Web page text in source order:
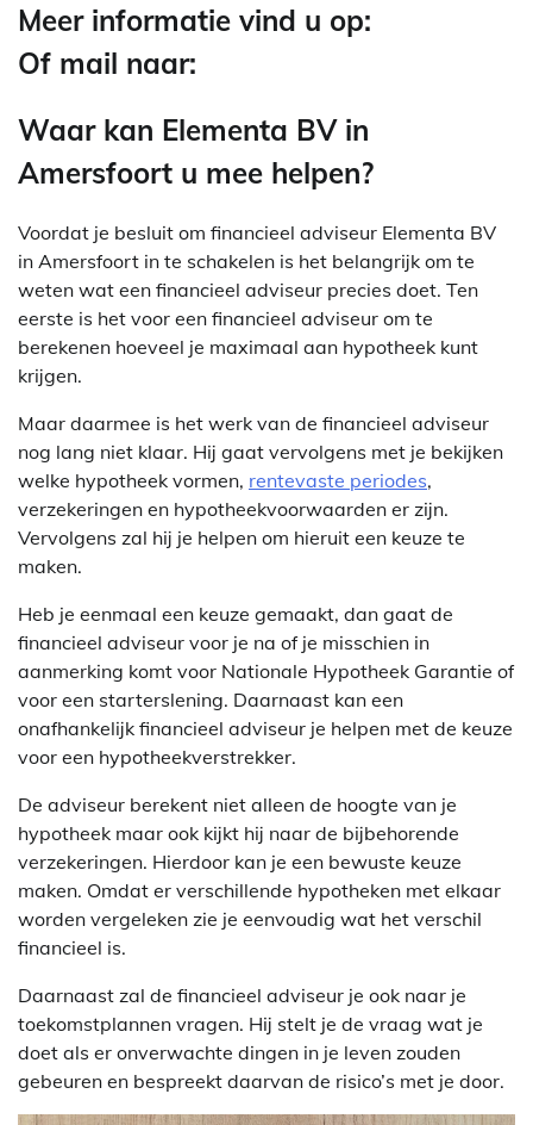
Meer informatie vind u op:
Of mail naar:
Waar kan Elementa BV in
Amersfoort u mee helpen?
Voordat je besluit om financieel adviseur Elementa BV
in Amersfoort in te schakelen is het belangrijk om te
weten wat een financieel adviseur precies doet. Ten
eerste is het voor een financieel adviseur om te
berekenen hoeveel je maximaal aan hypotheek kunt
krijgen.
Maar daarmee is het werk van de financieel adviseur
nog lang niet klaar. Hij gaat vervolgens met je bekijken
welke hypotheek vormen, rentevaste periodes,
verzekeringen en hypotheekvoorwaarden er zijn.
Vervolgens zal hij je helpen om hieruit een keuze te
maken.
Heb je eenmaal een keuze gemaakt, dan gaat de
financieel adviseur voor je na of je misschien in
aanmerking komt voor Nationale Hypotheek Garantie of
voor een starterslening. Daarnaast kan een
onafhankelijk financieel adviseur je helpen met de keuze
voor een hypotheekverstrekker.
De adviseur berekent niet alleen de hoogte van je
hypotheek maar ook kijkt hij naar de bijbehorende
verzekeringen. Hierdoor kan je een bewuste keuze
maken. Omdat er verschillende hypotheken met elkaar
worden vergeleken zie je eenvoudig wat het verschil
financieel is.
Daarnaast zal de financieel adviseur je ook naar je
toekomstplannen vragen. Hij stelt je de vraag wat je
doet als er onverwachte dingen in je leven zouden
gebeuren en bespreekt daarvan de risico’s met je door.